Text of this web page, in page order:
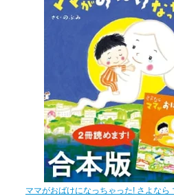
ママがおばけになっちゃった! さよなら